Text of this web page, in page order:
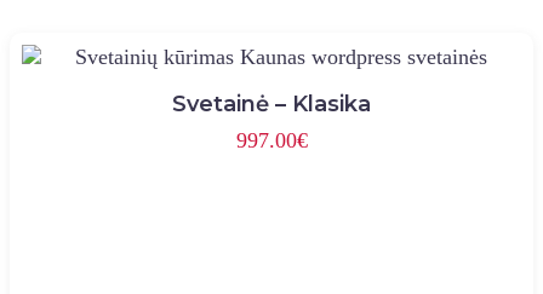
may
chosen
Svetainė – Klasika
997.00€